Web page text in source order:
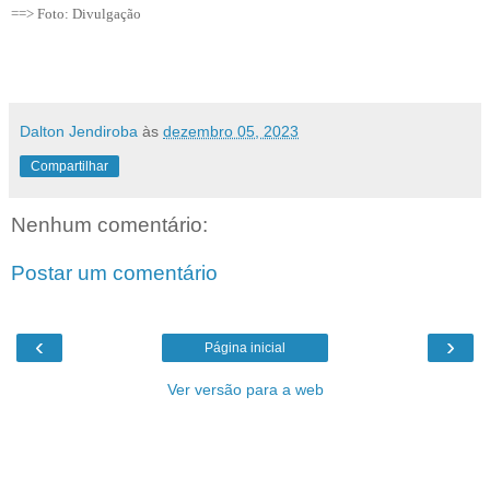
==> Foto: Divulgação
Dalton Jendiroba às dezembro 05, 2023
Compartilhar
Nenhum comentário:
Postar um comentário
‹ ›
Página inicial
Ver versão para a web